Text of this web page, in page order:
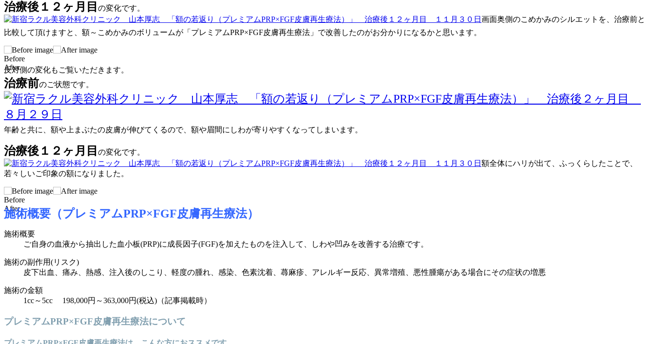
治療後１２ヶ月目 の変化です。
画面奥側のこめかみのシルエットを、治療前と
比較して頂けますと、額～こめかみのボリュームが 「プレミアムPRP×FGF皮膚再生療法」で改善したのがお分かりになるかと思います。
Before
After
反対側の変化もご覧いただきます。
治療前のご状態です。
年齢と共に、額や上まぶたの皮膚が伸びてくるので、額や眉間にしわが寄りやすくなってしまいます。
治療後１２ヶ月目 の変化です。
額全体にハリが出て、ふっくらしたことで、
若々しいご印象の額になりました。
Before
After
施術概要（プレミアムPRP×FGF皮膚再生療法）
施術概要
ご自身の血液から抽出した血小板(PRP)に成長因子(FGF)を加えたものを注入して、しわや凹みを改善する治療です。
施術の副作用(リスク)
皮下出血、痛み、熱感、注入後のしこり、軽度の腫れ、感染、色素沈着、蕁麻疹、アレルギー反応、異常増殖、悪性腫瘍がある場合にその症状の増悪
施術の金額
1cc～5cc 198,000円～363,000円(税込)（記事掲載時）
プレミアムPRP×FGF皮膚再生療法について